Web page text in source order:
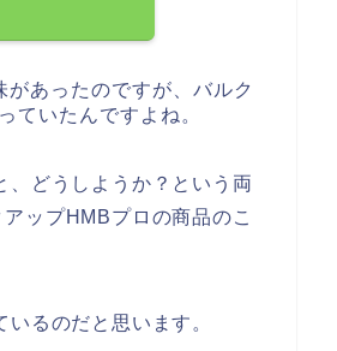
あったのですが、バルク
ていたんですよね。
、どうしようか？という両
ップHMBプロの商品のこ
るのだと思います。